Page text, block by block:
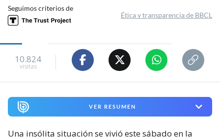
Seguimos criterios de
Ética y transparencia de BBCL
10.824
visitas
VER RESUMEN
Una insólita situación se vivió este sábado en la